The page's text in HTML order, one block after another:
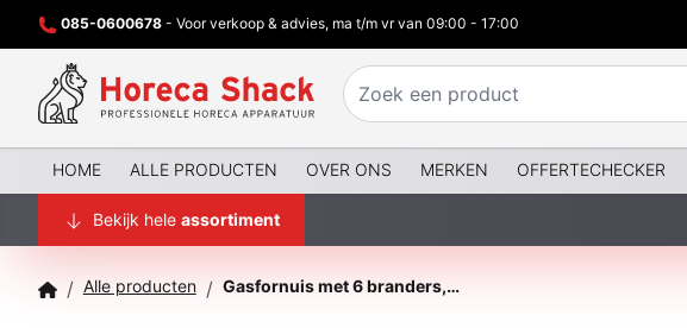
085-0600678 - Voor verkoop & advies, ma t/m vr van 09:00 - 17:00
HOME ALLE PRODUCTEN OVER ONS MERKEN OFFERTECHECKER
Bekijk hele assortiment
/ Alle producten / Gasfornuis met 6 branders, op open kast